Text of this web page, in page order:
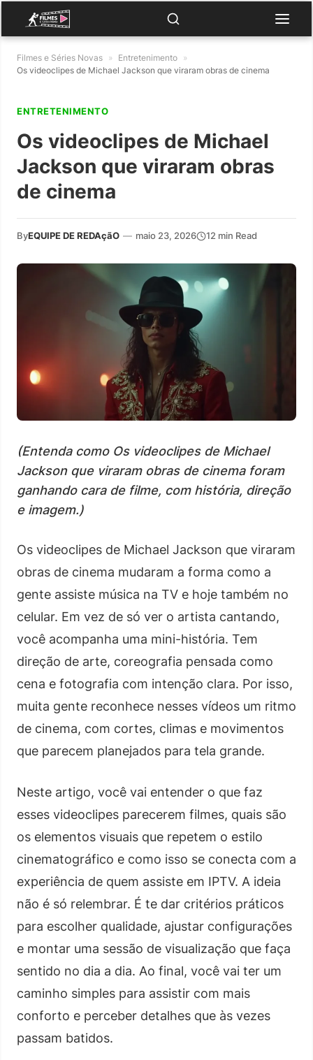
Filmes e Séries Novas » Entretenimento »
Os videoclipes de Michael Jackson que viraram obras de cinema
ENTRETENIMENTO
Os videoclipes de Michael
Jackson que viraram obras
de cinema
ByEQUIPE DE REDAçãO — maio 23, 2026 12 min Read
(Entenda como Os videoclipes de Michael
Jackson que viraram obras de cinema foram
ganhando cara de filme, com história, direção
e imagem.)
Os videoclipes de Michael Jackson que viraram
obras de cinema mudaram a forma como a
gente assiste música na TV e hoje também no
celular. Em vez de só ver o artista cantando,
você acompanha uma mini-história. Tem
direção de arte, coreografia pensada como
cena e fotografia com intenção clara. Por isso,
muita gente reconhece nesses vídeos um ritmo
de cinema, com cortes, climas e movimentos
que parecem planejados para tela grande.
Neste artigo, você vai entender o que faz
esses videoclipes parecerem filmes, quais são
os elementos visuais que repetem o estilo
cinematográfico e como isso se conecta com a
experiência de quem assiste em IPTV. A ideia
não é só relembrar. É te dar critérios práticos
para escolher qualidade, ajustar configurações
e montar uma sessão de visualização que faça
sentido no dia a dia. Ao final, você vai ter um
caminho simples para assistir com mais
conforto e perceber detalhes que às vezes
passam batidos.